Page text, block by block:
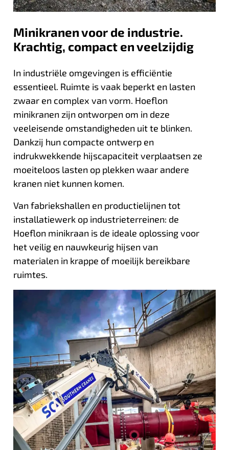
Minikranen voor de industrie.
Krachtig, compact en veelzijdig
In industriële omgevingen is efficiëntie
essentieel. Ruimte is vaak beperkt en lasten
zwaar en complex van vorm. Hoeflon
minikranen zijn ontworpen om in deze
veeleisende omstandigheden uit te blinken.
Dankzij hun compacte ontwerp en
indrukwekkende hijscapaciteit verplaatsen ze
moeiteloos lasten op plekken waar andere
kranen niet kunnen komen.
Van fabriekshallen en productielijnen tot
installatiewerk op industrieterreinen: de
Hoeflon minikraan is de ideale oplossing voor
het veilig en nauwkeurig hijsen van
materialen in krappe of moeilijk bereikbare
ruimtes.